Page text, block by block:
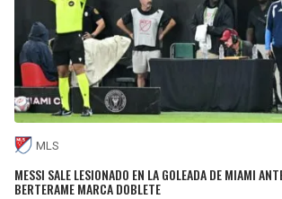
MLS
MESSI SALE LESIONADO EN LA GOLEADA DE MIAMI
BERTERAME MARCA DOBLETE